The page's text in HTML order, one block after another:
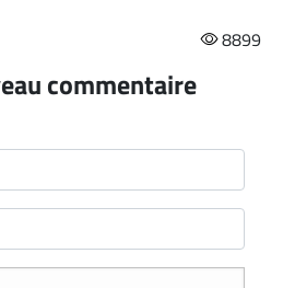
8899
commentaire